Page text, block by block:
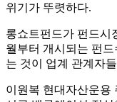
위기가 뚜렷하다.
롱쇼트펀드가 펀드시
월부터 개시되는 펀
는 것이 업계 관계자
이원복 현대자산운용